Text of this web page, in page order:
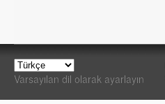
Varsayılan dil olarak ayarlayın